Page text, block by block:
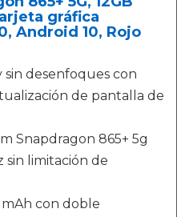
gráfica
Android 10, Rojo
desenfoques con
de pantalla de
Snapdragon 865+ 5g
sin limitación de
con doble